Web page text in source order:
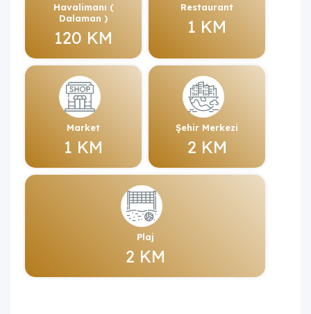
Havalimanı (
Dalaman )
120 KM
Restaurant
1 KM
Market
1 KM
Şehir Merkezi
2 KM
Plaj
2 KM